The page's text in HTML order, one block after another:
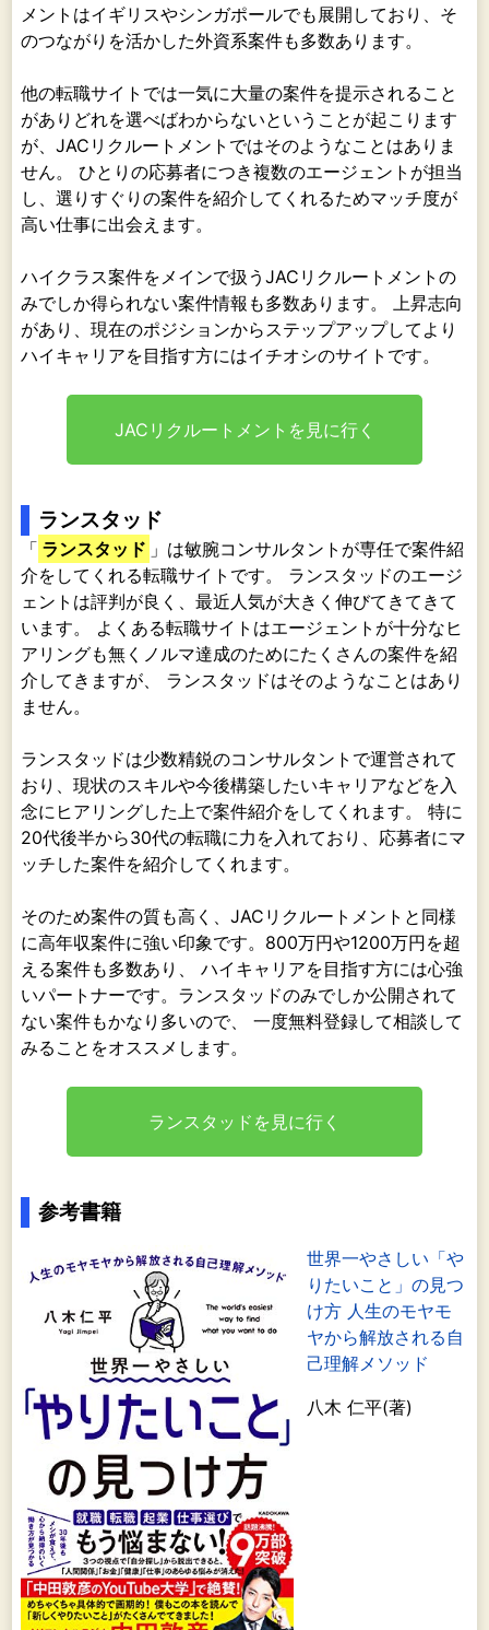
メントはイギリスやシンガポールでも展開しており、そ
のつながりを活かした外資系案件も多数あります。
他の転職サイトでは一気に大量の案件を提示されること
がありどれを選べばわからないということが起こります
が、JACリクルートメントではそのようなことはありま
せん。 ひとりの応募者につき複数のエージェントが担当
し、選りすぐりの案件を紹介してくれるためマッチ度が
高い仕事に出会えます。
ハイクラス案件をメインで扱うJACリクルートメントの
みでしか得られない案件情報も多数あります。 上昇志向
があり、現在のポジションからステップアップしてより
ハイキャリアを目指す方にはイチオシのサイトです。
JACリクルートメントを見に行く
ランスタッド
「 ランスタッド 」は敏腕コンサルタントが専任で案件紹
介をしてくれる転職サイトです。 ランスタッドのエージ
ェントは評判が良く、最近人気が大きく伸びてきてきて
います。 よくある転職サイトはエージェントが十分なヒ
アリングも無くノルマ達成のためにたくさんの案件を紹
介してきますが、 ランスタッドはそのようなことはあり
ません。
ランスタッドは少数精鋭のコンサルタントで運営されて
おり、現状のスキルや今後構築したいキャリアなどを入
念にヒアリングした上で案件紹介をしてくれます。 特に
20代後半から30代の転職に力を入れており、応募者にマ
ッチした案件を紹介してくれます。
そのため案件の質も高く、JACリクルートメントと同様
に高年収案件に強い印象です。800万円や1200万円を超
える案件も多数あり、 ハイキャリアを目指す方には心強
いパートナーです。ランスタッドのみでしか公開されて
ない案件もかなり多いので、 一度無料登録して相談して
みることをオススメします。
ランスタッドを見に行く
参考書籍
世界一やさしい「や
りたいこと」の見つ
け方 人生のモヤモ
ヤから解放される自
己理解メソッド
八木 仁平(著)